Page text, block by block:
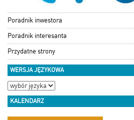
Poradnik inwestora
Poradnik interesanta
Przydatne strony
WERSJA JĘZYKOWA
KALENDARZ